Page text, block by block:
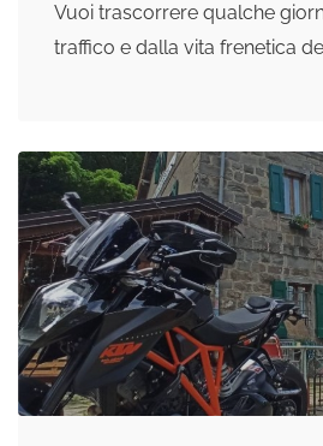
Vuoi trascorrere qualche
traffico e dalla vita frenetica